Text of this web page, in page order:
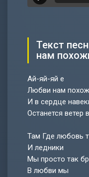
Текст
нам
Ай-яй-яй е
Любви нам
И в сердце
Останется ветер
Там Где любовь
И ледники
Мы просто так
В любви мы